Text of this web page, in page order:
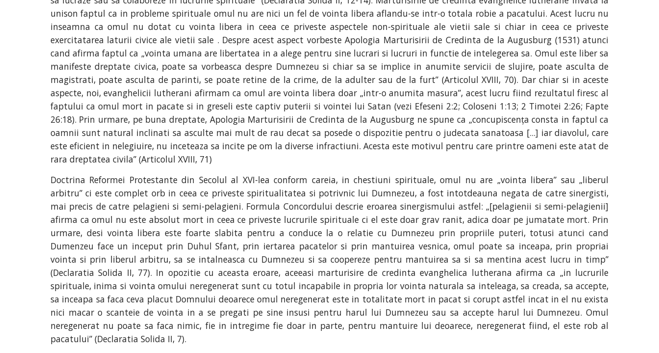
unison faptul ca in probleme spirituale omul nu are nici un fel de vointa libera aflandu-se intr-o totala robie a pacatului. Acest lucru nu
inseamna ca omul nu dotat cu vointa libera in ceea ce priveste aspectele non-spirituale ale vietii sale si chiar in ceea ce priveste
exercitatarea laturii civice ale vietii sale . Despre acest aspect vorbeste Apologia Marturisirii de Credinta de la Augusburg (1531) atunci
cand afirma faptul ca „vointa umana are libertatea in a alege pentru sine lucrari si lucruri in functie de intelegerea sa. Omul este liber sa
manifeste dreptate civica, poate sa vorbeasca despre Dumnezeu si chiar sa se implice in anumite servicii de slujire, poate asculta de
magistrati, poate asculta de parinti, se poate retine de la crime, de la adulter sau de la furt” (Articolul XVIII, 70). Dar chiar si in aceste
aspecte, noi, evanghelicii lutherani afirmam ca omul are vointa libera doar „intr-o anumita masura”, acest lucru fiind rezultatul firesc al
faptului ca omul mort in pacate si in greseli este captiv puterii si vointei lui Satan (vezi Efeseni 2:2; Coloseni 1:13; 2 Timotei 2:26; Fapte
26:18). Prin urmare, pe buna dreptate, Apologia Marturisirii de Credinta de la Augusburg ne spune ca „concupiscența consta in faptul ca
oamnii sunt natural inclinati sa asculte mai mult de rau decat sa posede o dispozitie pentru o judecata sanatoasa [...] iar diavolul, care
este eficient in nelegiuire, nu inceteaza sa incite pe om la diverse infractiuni. Acesta este motivul pentru care printre oameni este atat de
rara dreptatea civila” (Articolul XVIII, 71)
Doctrina Reformei Protestante din Secolul al XVI-lea conform careia, in chestiuni spirituale, omul nu are „vointa libera” sau „liberul
arbitru” ci este complet orb in ceea ce priveste spiritualitatea si potrivnic lui Dumnezeu, a fost intotdeauna negata de catre sinergisti,
mai precis de catre pelagieni si semi-pelagieni. Formula Concordului descrie eroarea sinergismului astfel: „[pelagienii si semi-pelagienii]
afirma ca omul nu este absolut mort in ceea ce priveste lucrurile spirituale ci el este doar grav ranit, adica doar pe jumatate mort. Prin
urmare, desi vointa libera este foarte slabita pentru a conduce la o relatie cu Dumnezeu prin propriile puteri, totusi atunci cand
Dumenzeu face un inceput prin Duhul Sfant, prin iertarea pacatelor si prin mantuirea vesnica, omul poate sa inceapa, prin propriai
vointa si prin liberul arbitru, sa se intalneasca cu Dumnezeu si sa coopereze pentru mantuirea sa si sa mentina acest lucru in timp”
(Declaratia Solida II, 77). In opozitie cu aceasta eroare, aceeasi marturisire de credinta evanghelica lutherana afirma ca „in lucrurile
spirituale, inima si vointa omului neregenerat sunt cu totul incapabile in propria lor vointa naturala sa inteleaga, sa creada, sa accepte,
sa inceapa sa faca ceva placut Domnului deoarece omul neregenerat este in totalitate mort in pacat si corupt astfel incat in el nu exista
nici macar o scanteie de vointa in a se pregati pe sine insusi pentru harul lui Dumnezeu sau sa accepte harul lui Dumnezeu. Omul
neregenerat nu poate sa faca nimic, fie in intregime fie doar in parte, pentru mantuire lui deoarece, neregenerat fiind, el este rob al
pacatului” (Declaratia Solida II, 7).